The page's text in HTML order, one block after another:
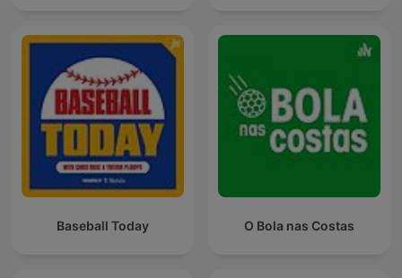
Baseball Today O Bola nas Costas